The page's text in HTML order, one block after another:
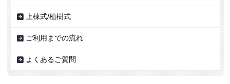
上棟式/植樹式
ご利用までの流れ
よくあるご質問